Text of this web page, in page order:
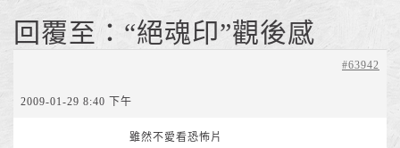
回覆至：“絕魂印”觀後感
2009-01-29 8:40 下午
#63942
雖然不愛看恐怖片